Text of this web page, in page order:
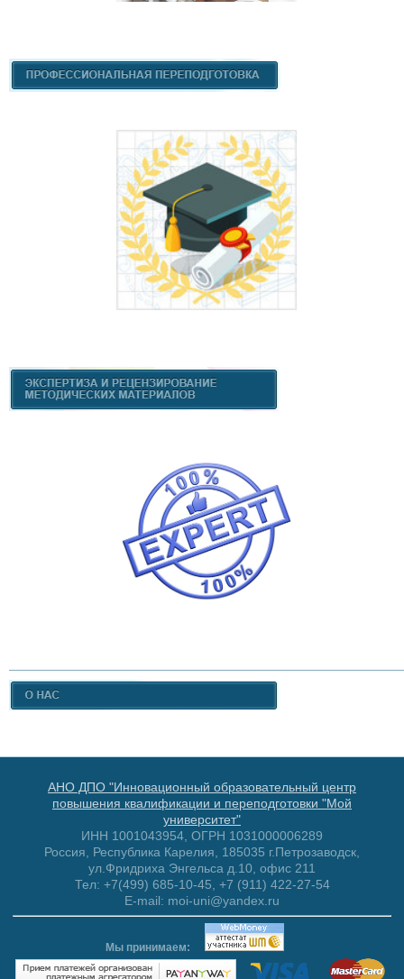
АНО ДПО "Инновационный образовательный центр
повышения квалификации и переподготовки "Мой
университет"
ИНН 1001043954, ОГРН 1031000006289
Россия, Республика Карелия, 185035 г.Петрозаводск,
ул.Фридриха Энгельса д.10, офис 211
Тел: +7(499) 685-10-45, +7 (911) 422-27-54
E-mail: moi-uni@yandex.ru
Мы принимаем: